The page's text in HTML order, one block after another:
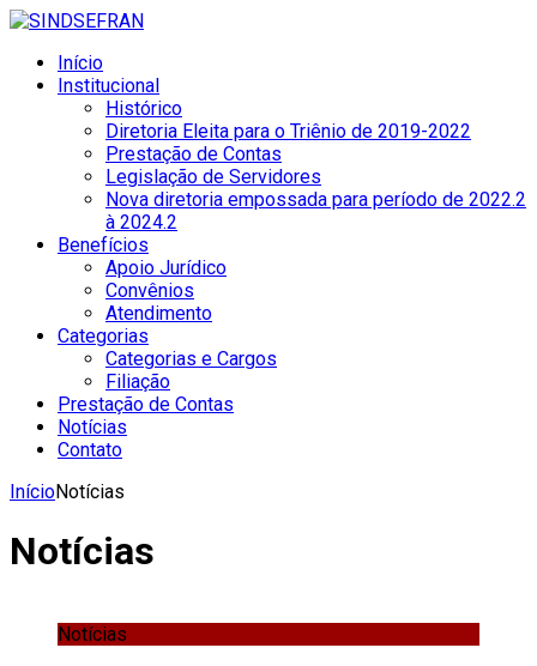
Início
Institucional
Histórico
Diretoria Eleita para o Triênio de 2019-2022
Prestação de Contas
Legislação de Servidores
Nova diretoria empossada para período de 2022.2
à 2024.2
Benefícios
Apoio Jurídico
Convênios
Atendimento
Categorias
Categorias e Cargos
Filiação
Prestação de Contas
Notícias
Contato
InícioNotícias
Notícias
Notícias